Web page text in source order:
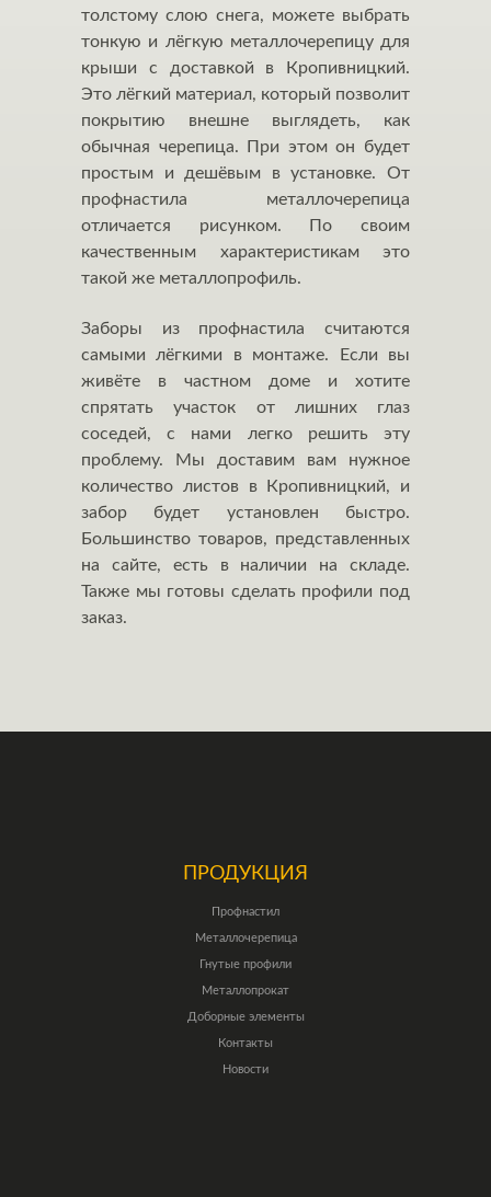
толстому слою снега, можете выбрать
тонкую и лёгкую металлочерепицу для
крыши с доставкой в Кропивницкий.
Это лёгкий материал, который позволит
покрытию внешне выглядеть, как
обычная черепица. При этом он будет
простым и дешёвым в установке. От
профнастила металлочерепица
отличается рисунком. По своим
качественным характеристикам это
такой же металлопрофиль.
Заборы из профнастила считаются
самыми лёгкими в монтаже. Если вы
живёте в частном доме и хотите
спрятать участок от лишних глаз
соседей, с нами легко решить эту
проблему. Мы доставим вам нужное
количество листов в Кропивницкий, и
забор будет установлен быстро.
Большинство товаров, представленных
на сайте, есть в наличии на складе.
Также мы готовы сделать профили под
заказ.
ПРОДУКЦИЯ
Профнастил
Металлочерепица
Гнутые профили
Металлопрокат
Доборные элементы
Контакты
Новости